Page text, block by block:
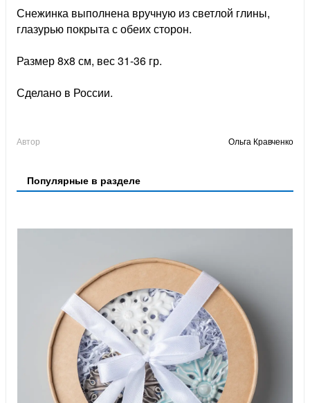
Снежинка выполнена вручную из светлой глины,
глазурью покрыта с обеих сторон.
Размер 8х8 см, вес 31-36 гр.
Сделано в России.
Автор Ольга Кравченко
Популярные в разделе